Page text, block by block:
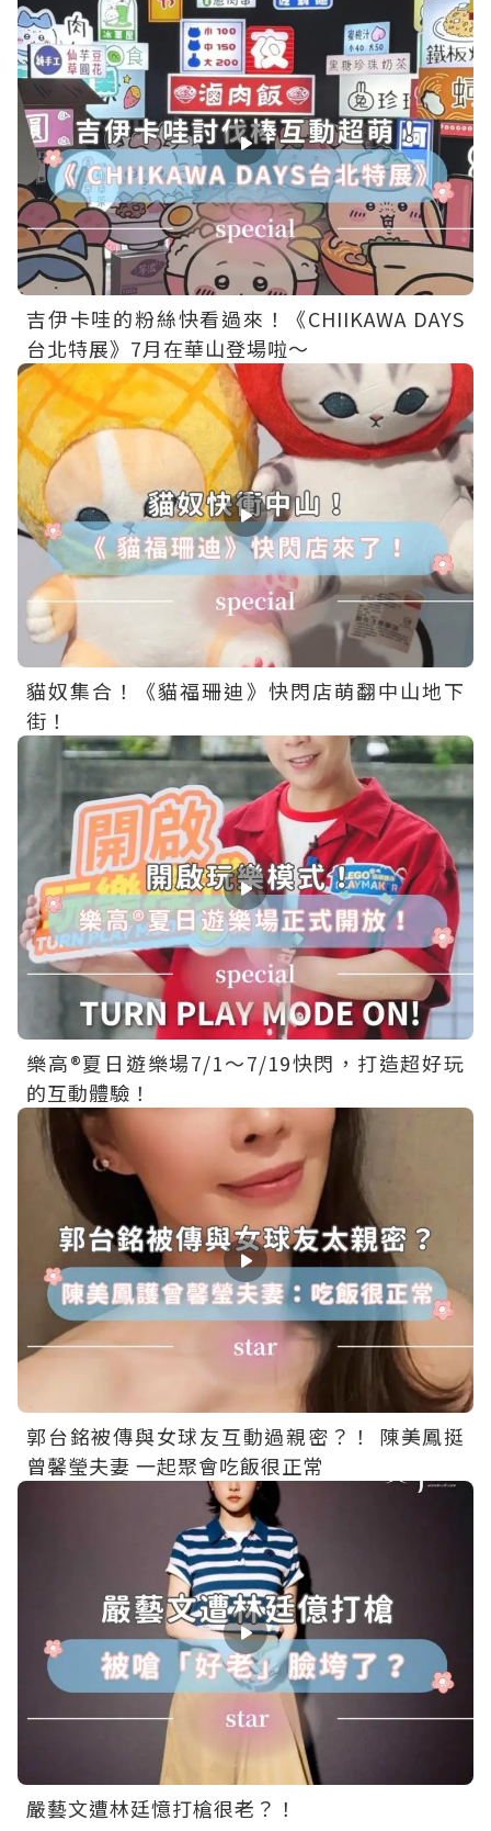
吉伊卡哇的粉絲快看過來！《CHIIKAWA DAYS
台北特展》7月在華山登場啦～
貓奴集合！《貓福珊迪》快閃店萌翻中山地下
街！
樂高®夏日遊樂場7/1～7/19快閃，打造超好玩
的互動體驗！
郭台銘被傳與女球友互動過親密？！ 陳美鳳挺
曾馨瑩夫妻 一起聚會吃飯很正常
嚴藝文遭林廷憶打槍很老？！